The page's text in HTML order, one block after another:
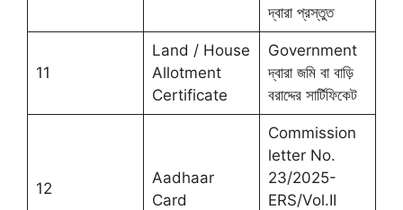
দ্বারা প্রস্তুত
11
Land / House
Allotment
Certificate
Government
দ্বারা জমি বা বাড়ি
বরাদ্দের সার্টিফিকেট
12
Aadhaar
Card
Commission
letter No.
23/2025-
ERS/Vol.II